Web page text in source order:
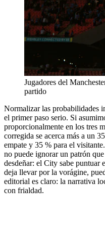
Jugadores del
partido
Normalizar las probabilidades
el primer paso serio. Si
proporcionalmente en los tres
corregida se acerca más a un
empate y 35 % para el
no puede ignorar un patrón
desdeñar: el City sabe
deja llevar por la vorágine,
editorial es claro: la narrativa
con frialdad.